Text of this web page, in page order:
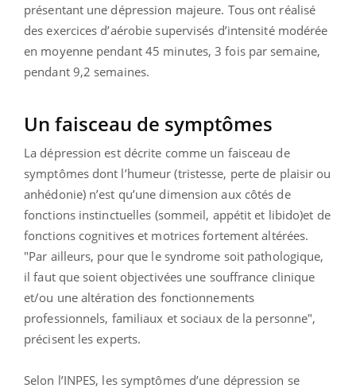
présentant une dépression majeure. Tous ont réalisé
des exercices d’aérobie supervisés d’intensité modérée
en moyenne pendant 45 minutes, 3 fois par semaine,
pendant 9,2 semaines.
Un faisceau de symptômes
La dépression est décrite comme un faisceau de
symptômes dont l’humeur (tristesse, perte de plaisir ou
anhédonie) n’est qu’une dimension aux côtés de
fonctions instinctuelles (sommeil, appétit et libido)et de
fonctions cognitives et motrices fortement altérées.
"Par ailleurs, pour que le syndrome soit pathologique,
il faut que soient objectivées une souffrance clinique
et/ou une altération des fonctionnements
professionnels, familiaux et sociaux de la personne",
précisent les experts.
Selon l’INPES, les symptômes d’une dépression se